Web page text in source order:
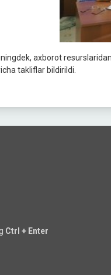
axborot
takliflar bildirildi.
Ctrl + Enter